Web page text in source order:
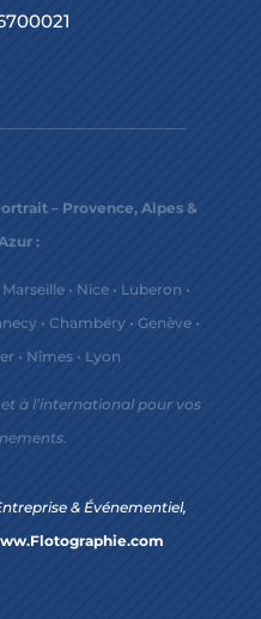
– Provence, Alpes &
:
Marseille• Nice• Luberon •
• Chambéry• Genève•
• Nîmes• Lyon
à l’international pour vos
& Événementiel,